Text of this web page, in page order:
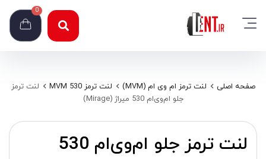
0
صفحه اصلی لنت ترمز ام وی ام (MVM) لنت ترمز MVM 530
لنت ترمز
جلو ام‌وی‌ام 530 میراژ (Mirage)
لنت ترمز جلو ام‌وی‌ام 530